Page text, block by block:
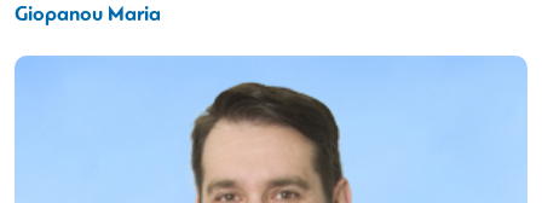
Giopanou Maria